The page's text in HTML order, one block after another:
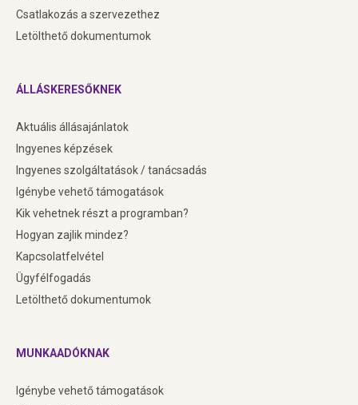
Csatlakozás a szervezethez
Letölthető dokumentumok
ÁLLÁSKERESŐKNEK
Aktuális állásajánlatok
Ingyenes képzések
Ingyenes szolgáltatások / tanácsadás
Igénybe vehető támogatások
Kik vehetnek részt a programban?
Hogyan zajlik mindez?
Kapcsolatfelvétel
Ügyfélfogadás
Letölthető dokumentumok
MUNKAADÓKNAK
Igénybe vehető támogatások